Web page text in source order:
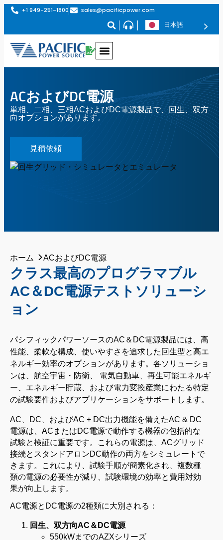
+1 949-251-1800 sales@pacificpower.com
日本語
ACおよびDC電源
単相、二相、三相ACおよびDC電源製品で、回生、双方
向オプションがあります。
見積依頼
ホーム ACおよびDC電源
クラス最高のプログラマブル
AC＆DC電源テストソリューシ
ョン
パシフィックパワーソースのAC＆DC電源製品には、高
性能、柔軟な構成、使いやすさを追求した回生型と高エ
ネルギー効率のオプションがあります。各ソリューショ
ンは、 航空宇宙・防衛、 電気自動車、再生可能エネルギ
ー、エネルギー貯蔵、および電力変換産業にわたる特定
の試験要件およびアプリケーションをサポートします。
AC、DC、およびAC + DC出力機能を備えたAC & DC
電源は、ACまたはDC電源で動作する機器の包括的な
試験と検証に重要です。これらの電源は、ACグリッド
接続とスタンドアロンDC動作の両方をシミュレートで
きます。これにより、試験手順が簡素化され、複数種
類の電源の必要性が減り、試験環境の効率と費用対効
果が向上します。
AC電源とDC電源の2種類に大別される：
回生、双方向AC＆DC電源
550kWまでのAZXシリーズ